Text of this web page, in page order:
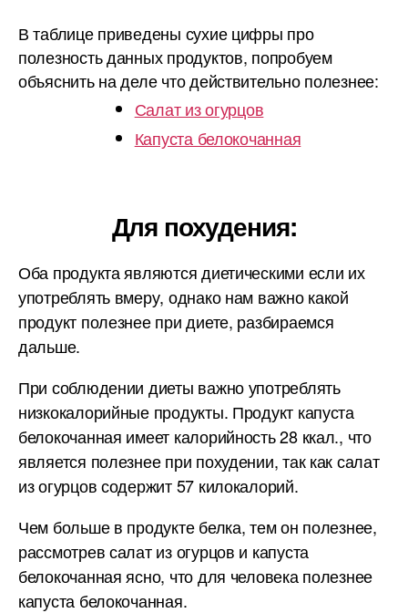
В таблице приведены сухие цифры про
полезность данных продуктов, попробуем
объяснить на деле что действительно полезнее:
Салат из огурцов
Капуста белокочанная
Для похудения:
Оба продукта являются диетическими если их
употреблять вмеру, однако нам важно какой
продукт полезнее при диете, разбираемся
дальше.
При соблюдении диеты важно употреблять
низкокалорийные продукты. Продукт капуста
белокочанная имеет калорийность 28 ккал., что
является полезнее при похудении, так как салат
из огурцов содержит 57 килокалорий.
Чем больше в продукте белка, тем он полезнее,
рассмотрев салат из огурцов и капуста
белокочанная ясно, что для человека полезнее
капуста белокочанная.